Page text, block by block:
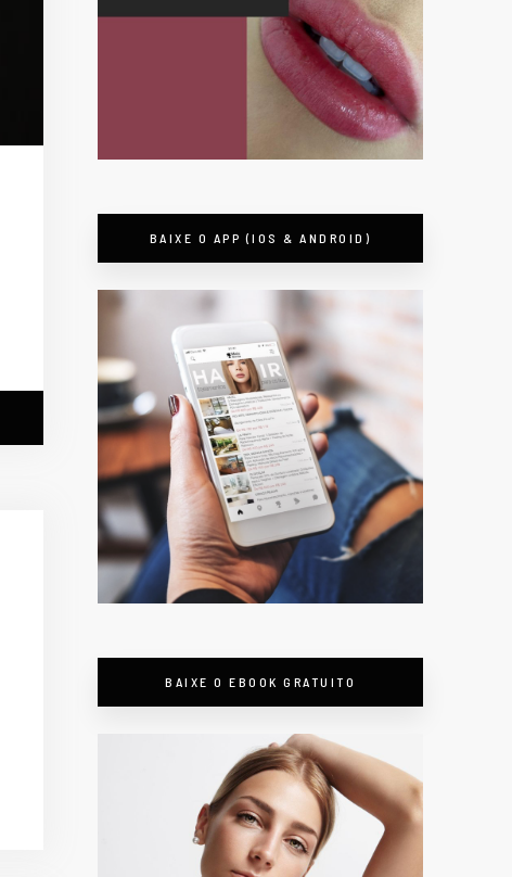
BAIXE O APP (IOS & ANDROID)
BAIXE O EBOOK GRATUITO